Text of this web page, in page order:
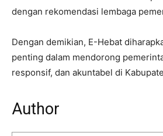
dengan rekomendasi lembaga
Dengan demikian, E-Hebat
penting dalam mendorong
responsif, dan akuntabel di
Author